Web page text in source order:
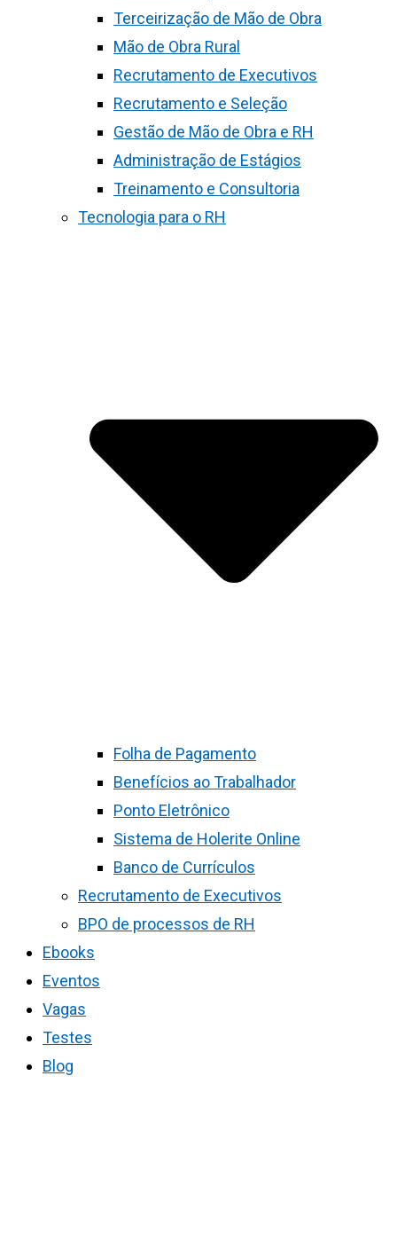
Terceirização de Mão de Obra
Mão de Obra Rural
Recrutamento de Executivos
Recrutamento e Seleção
Gestão de Mão de Obra e RH
Administração de Estágios
Treinamento e Consultoria
Tecnologia para o RH
Folha de Pagamento
Benefícios ao Trabalhador
Ponto Eletrônico
Sistema de Holerite Online
Banco de Currículos
Recrutamento de Executivos
BPO de processos de RH
Ebooks
Eventos
Vagas
Testes
Blog